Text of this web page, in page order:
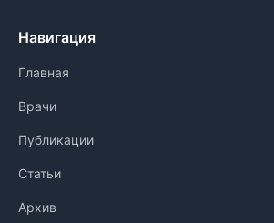
Навигация
Главная
Врачи
Публикации
Статьи
Архив